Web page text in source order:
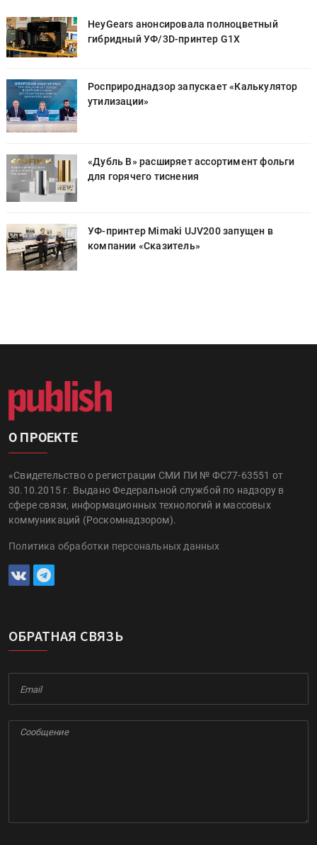
HeyGears анонсировала полноцветный
гибридный УФ/3D-принтер G1X
Росприроднадзор запускает «Калькулятор
утилизации»
«Дубль В» расширяет ассортимент фольги
для горячего тиснения
УФ-принтер Mimaki UJV200 запущен в
компании «Сказитель»
О ПРОЕКТЕ
«Свидетельство о регистрации СМИ ПИ № ФС77-63551 от
30.10.2015 г. Выдано Федеральной службой по надзору в
сфере связи, информационных технологий и массовых
коммуникаций (Роскомнадзором).
Политика обработки персональных данных
ОБРАТНАЯ СВЯЗЬ